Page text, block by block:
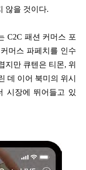
않을 것이다.
C2C 패션 커머스 포
머스 파페치를 인수
지만 큐텐은 티몬, 위
데 이어 북미의 위시
시장에 뛰어들고 있